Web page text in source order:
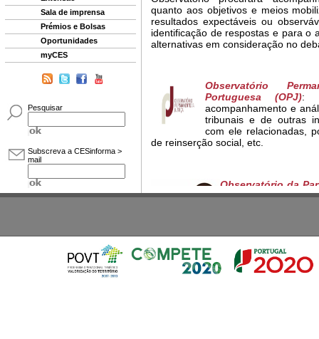
Sala de imprensa
Prémios e Bolsas
Oportunidades
myCES
Pesquisar
Subscreva a CESinforma >
mail